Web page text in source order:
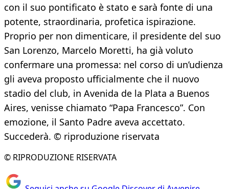
con il suo pontificato è stato e sarà fonte di una
potente, straordinaria, profetica ispirazione.
Proprio per non dimenticare, il presidente del suo
San Lorenzo, Marcelo Moretti, ha già voluto
confermare una promessa: nel corso di un’udienza
gli aveva proposto ufficialmente che il nuovo
stadio del club, in Avenida de la Plata a Buenos
Aires, venisse chiamato “Papa Francesco”. Con
emozione, il Santo Padre aveva accettato.
Succederà. © riproduzione riservata
© RIPRODUZIONE RISERVATA